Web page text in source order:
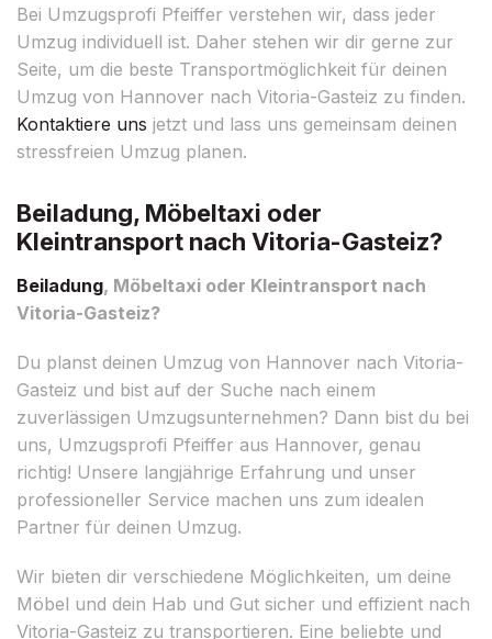
Bei Umzugsprofi Pfeiffer verstehen wir, dass jeder
Umzug individuell ist. Daher stehen wir dir gerne zur
Seite, um die beste Transportmöglichkeit für deinen
Umzug von Hannover nach Vitoria-Gasteiz zu finden.
Kontaktiere uns jetzt und lass uns gemeinsam deinen
stressfreien Umzug planen.
Beiladung, Möbeltaxi oder
Kleintransport nach Vitoria-Gasteiz?
Beiladung, Möbeltaxi oder Kleintransport nach
Vitoria-Gasteiz?
Du planst deinen Umzug von Hannover nach Vitoria-
Gasteiz und bist auf der Suche nach einem
zuverlässigen Umzugsunternehmen? Dann bist du bei
uns, Umzugsprofi Pfeiffer aus Hannover, genau
richtig! Unsere langjährige Erfahrung und unser
professioneller Service machen uns zum idealen
Partner für deinen Umzug.
Wir bieten dir verschiedene Möglichkeiten, um deine
Möbel und dein Hab und Gut sicher und effizient nach
Vitoria-Gasteiz zu transportieren. Eine beliebte und